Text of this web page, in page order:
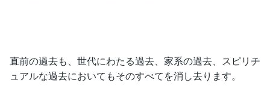
直前の過去も、世代にわたる過去、家系の過去、スピリチ
ュアルな過去においてもそのすべてを消し去ります。